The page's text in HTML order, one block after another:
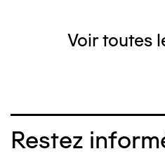
Voir toutes
Restez